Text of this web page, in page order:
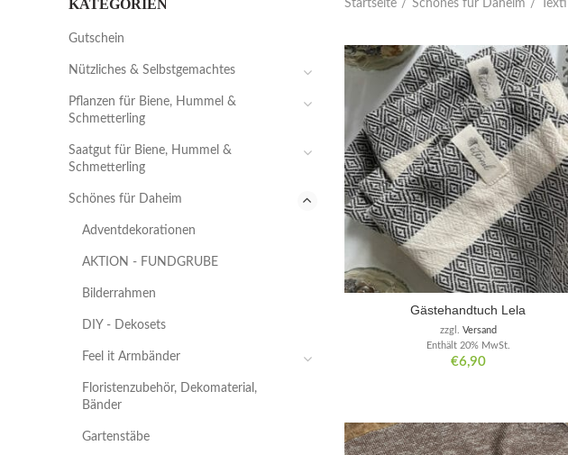
Startseite Schönes für Daheim
Gästehandtuch Lela
€6,90
Enthält 20% MwSt.
zzgl. Versand
KATEGORIEN
Gutschein
Nützliches & Selbstgemachtes
Pflanzen für Biene, Hummel &
Schmetterling
Saatgut für Biene, Hummel &
Schmetterling
Schönes für Daheim
Adventdekorationen
AKTION - FUNDGRUBE
Bilderrahmen
DIY - Dekosets
Feel it Armbänder
Floristenzubehör, Dekomaterial,
Bänder
Gartenstäbe